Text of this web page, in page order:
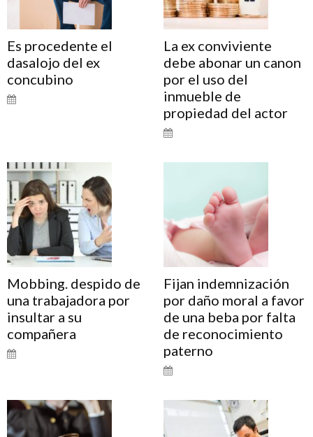
Es procedente el
dasalojo del ex
concubino
La ex conviviente
debe abonar un canon
por el uso del
inmueble de
propiedad del actor
Mobbing. despido de
una trabajadora por
insultar a su
compañera
Fijan indemnización
por daño moral a favor
de una beba por falta
de reconocimiento
paterno